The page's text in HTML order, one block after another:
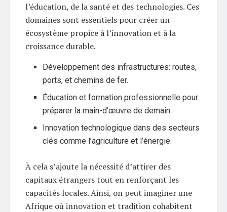
l’éducation, de la santé et des technologies. Ces
domaines sont essentiels pour créer un
écosystème propice à l’innovation et à la
croissance durable.
Développement des infrastructures: routes,
ports, et chemins de fer.
Éducation et formation professionnelle pour
préparer la main-d’œuvre de demain.
Innovation technologique dans des secteurs
clés comme l’agriculture et l’énergie.
À cela s’ajoute la nécessité d’attirer des
capitaux étrangers tout en renforçant les
capacités locales. Ainsi, on peut imaginer une
Afrique où innovation et tradition cohabitent